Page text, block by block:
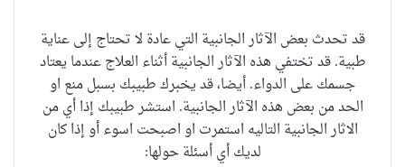
قد تحدث بعض الآثار الجانبية التي عادة لا تحتاج إلى عناية
طبية. قد تختفي هذه الآثار الجانبية أثناء العلاج عندما يعتاد
جسمك على الدواء. أيضا، قد يخبرك طبيبك بسبل منع او
الحد من بعض هذه الآثار الجانبية. استشر طبيبك إذا أي من
الاثار الجانبية التاليه استمرت او اصبحت اسوء أو إذا كان
لديك أي أسئلة حولها: